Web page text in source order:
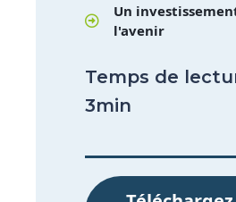
Un
l'avenir
Temps de
3min